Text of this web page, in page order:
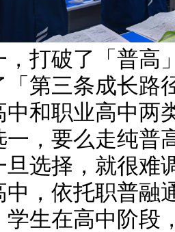
破了「普高」
「第三条成长路
中和职业高中两
一，要么走纯普
旦选择，就很难
中，依托职普融
学生在高中阶段